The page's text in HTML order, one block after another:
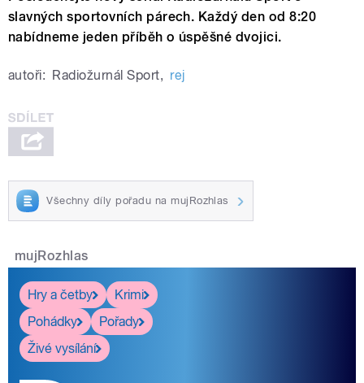
slavných sportovních párech. Každý den od 8:20
nabídneme jeden příběh o úspěšné dvojici.
autoři: Radiožurnál Sport, rej
Všechny díly pořadu na mujRozhlas
mujRozhlas
Hry a četby
Krimi
Pohádky
Pořady
Živé vysílání